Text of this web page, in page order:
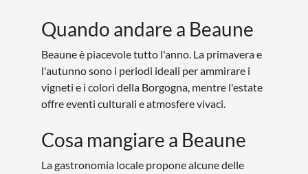
Quando andare a Beaune
Beaune è piacevole tutto l'anno. La primavera e
l'autunno sono i periodi ideali per ammirare i
vigneti e i colori della Borgogna, mentre l'estate
offre eventi culturali e atmosfere vivaci.
Cosa mangiare a Beaune
La gastronomia locale propone alcune delle